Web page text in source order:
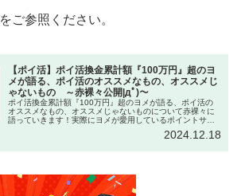
をご参照ください。
【ポイ活】ポイ活換金累計額『100万円』超のヨ
メが語る、ポイ活のオススメなもの、オススメじ
ゃないもの ～赤裸々公開|дﾟ)～
ポイ活換金累計額『100万円』超のヨメが語る、ポイ活の
オススメなもの、オススメじゃないものについて赤裸々に
語っていきます！実際にヨメが愛用しているポイントサイ
2024.12.18